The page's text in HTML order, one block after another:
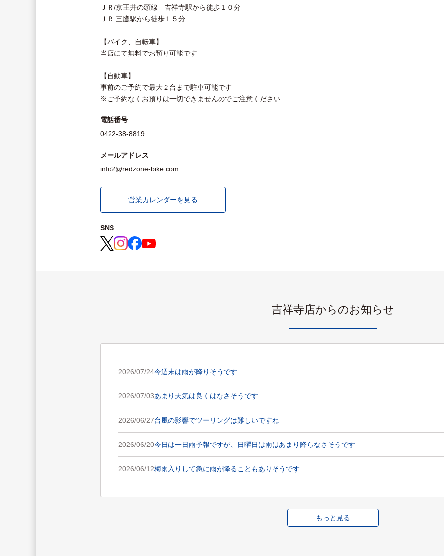
ＪＲ/京王井の頭線 吉祥寺駅から徒歩１０分
ＪＲ 三鷹駅から徒歩１５分
【バイク、自転車】
当店にて無料でお預り可能です
【自動車】
事前のご予約で最大２台まで駐車可能です
※ご予約なくお預りは一切できませんのでご注意ください
電話番号
0422-38-8819
メールアドレス
info2@redzone-bike.com
営業カレンダーを見る
SNS
吉祥寺店からのお知らせ
2026/07/24今週末は雨が降りそうです
2026/07/03あまり天気は良くはなさそうです
2026/06/27台風の影響でツーリングは難しいですね
2026/06/20今日は一日雨予報ですが、日曜日は雨はあまり降らなさそうです
2026/06/12梅雨入りして急に雨が降ることもありそうです
もっと見る